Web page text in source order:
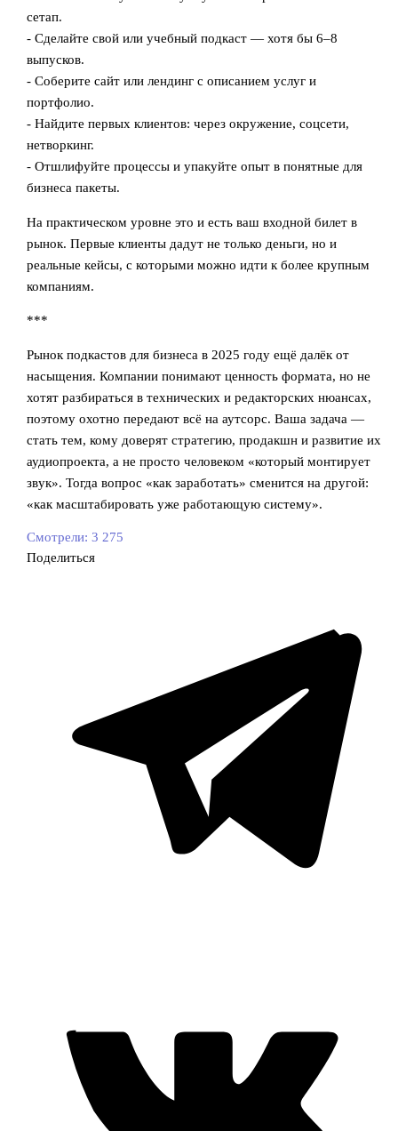
сетап.
- Сделайте свой или учебный подкаст — хотя бы 6–8
выпусков.
- Соберите сайт или лендинг с описанием услуг и
портфолио.
- Найдите первых клиентов: через окружение, соцсети,
нетворкинг.
- Отшлифуйте процессы и упакуйте опыт в понятные для
бизнеса пакеты.
На практическом уровне это и есть ваш входной билет в
рынок. Первые клиенты дадут не только деньги, но и
реальные кейсы, с которыми можно идти к более крупным
компаниям.
***
Рынок подкастов для бизнеса в 2025 году ещё далёк от
насыщения. Компании понимают ценность формата, но не
хотят разбираться в технических и редакторских нюансах,
поэтому охотно передают всё на аутсорс. Ваша задача —
стать тем, кому доверят стратегию, продакшн и развитие их
аудиопроекта, а не просто человеком «который монтирует
звук». Тогда вопрос «как заработать» сменится на другой:
«как масштабировать уже работающую систему».
Смотрели: 3 275
Поделиться